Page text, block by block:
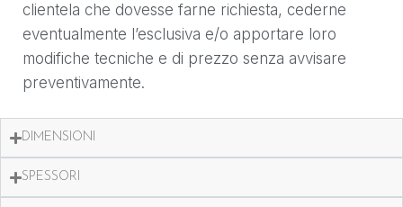
clientela che dovesse farne richiesta, cederne
eventualmente l’esclusiva e/o apportare loro
modifiche tecniche e di prezzo senza avvisare
preventivamente.
DIMENSIONI
SPESSORI